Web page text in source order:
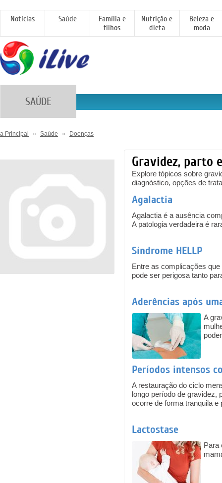
Notícias Saúde
Família e
filhos
Nutrição e
dieta
Beleza e
moda
SAÚDE
a Principal » Saúde » Doenças
Gravidez, parto
Explore tópicos sobre
diagnóstico, opções de
Agalactia
Agalactia é a ausência
A patologia verdadeira é
Síndrome HELLP
Entre as complicações
pode ser perigosa tanto
Aderências após
A
Períodos intensos
A restauração do ciclo
longo período de gravidez,
ocorre de forma tranquila e
Lactostase
Para